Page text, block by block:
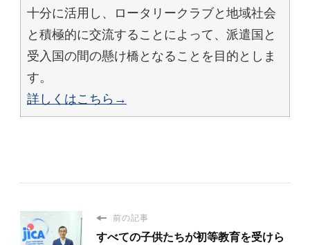
十分に活用し、ロータリークラブと地域社会
と積極的に交流することによって、派遣国と
受入国の間の懸け橋となることを目的としま
す。
詳しくはこちら→
前の記事
すべての子供たちが初等教育を受けら